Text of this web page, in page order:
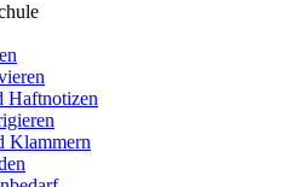
Haftnotizen
Klammern